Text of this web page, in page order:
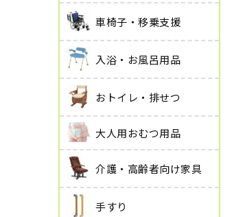
車椅子・移乗支援
入浴・お風呂用品
おトイレ・排せつ
大人用おむつ用品
介護・高齢者向け家具
手すり